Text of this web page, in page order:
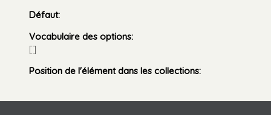
Défaut:
Vocabulaire des options:
[]
Position de l'élément dans les collections: